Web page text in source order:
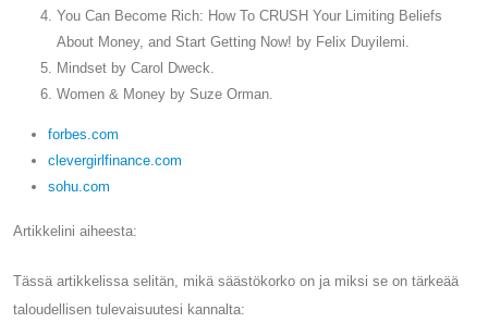
You Can Become Rich: How To CRUSH Your Limiting Beliefs
About Money, and Start Getting Now! by Felix Duyilemi.
Mindset by Carol Dweck.
Women & Money by Suze Orman.
forbes.com
clevergirlfinance.com
sohu.com
Artikkelini aiheesta:
Tässä artikkelissa selitän, mikä säästökorko on ja miksi se on tärkeää
taloudellisen tulevaisuutesi kannalta: